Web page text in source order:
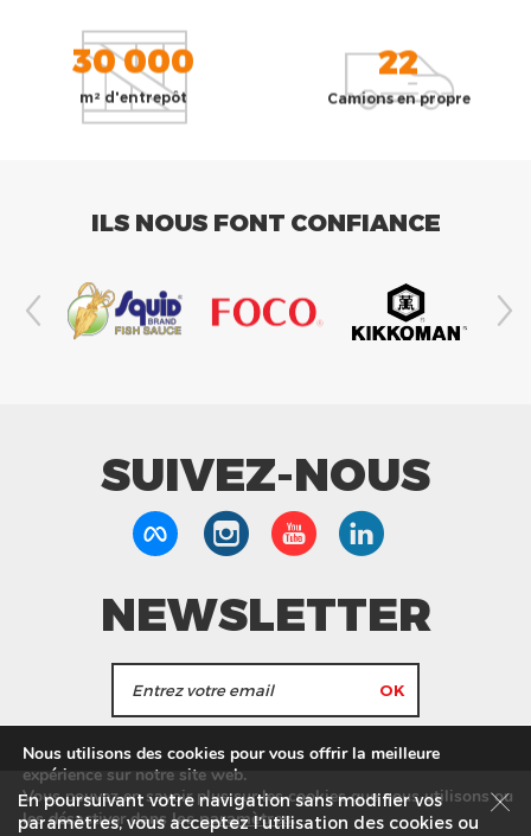
30 000
m² d'entrepôt
22
Camions en propre
ILS NOUS FONT CONFIANCE
SUIVEZ-NOUS
NEWSLETTER
informations de Tang Frères.
Nos Magasins Service commercial Recrutement
En poursuivant votre navigation sans modifier vos
paramètres, vous acceptez l’utilisation des cookies ou
Nous utilisons des cookies pour vous offrir la meilleure
expérience sur notre site web.
Vous pouvez en savoir plus sur les cookies que nous utilisons ou
les désactiver dans lesparamètres.